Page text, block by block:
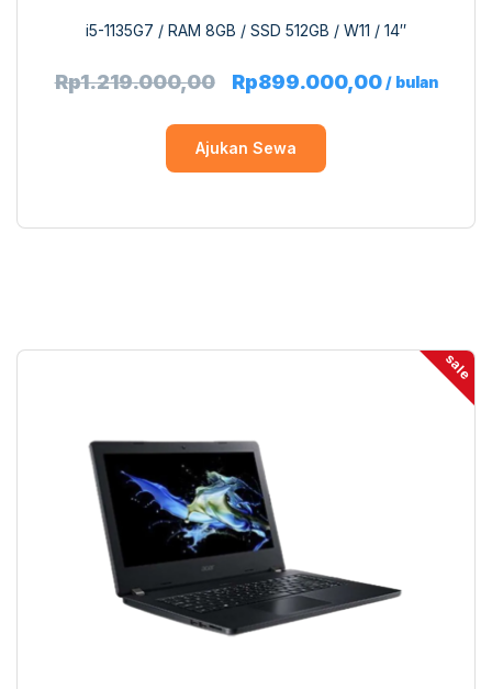
i5-1135G7 / RAM 8GB / SSD 512GB / W11 / 14″
Rp1.219.000,00 Rp899.000,00/ bulan
Ajukan Sewa
sale